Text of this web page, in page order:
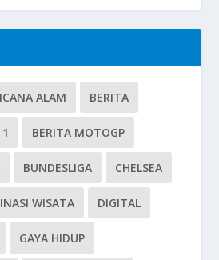
ALAM BERITA
BERITA MOTOGP
BUNDESLIGA CHELSEA
WISATA DIGITAL
GAYA HIDUP